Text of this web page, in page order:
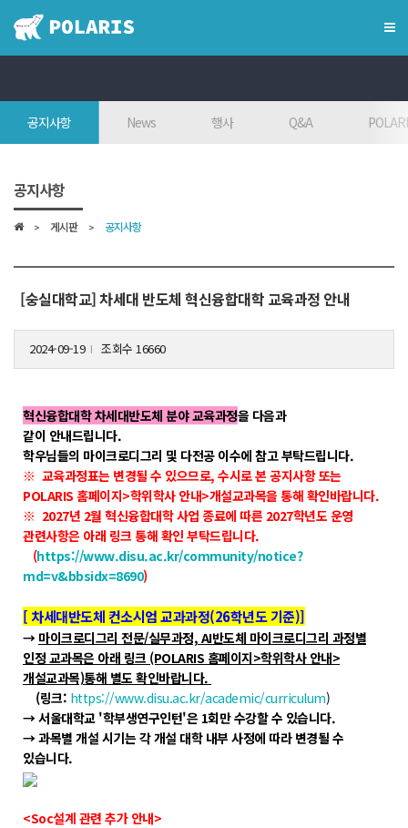
인재상
참여대학/조직도
학위학사 안내
학위제도
개설교과목
학사일정
성과확산센터
소개
POLAR expert
POLAR W-square
POLAR edu
경진대회
POLARIS LOS
공지사항 News 행사 Q&A
공지사항
게시판 공지사항
[숭실대학교] 차세대 반도체 혁신융합대학 교육과정 안내
2024-09-19 조회수 16660
혁신융합대학 차세대반도체 분야 교육과정을 다음과
같이 안내드립니다.
학우님들의 마이크로디그리 및 다전공 이수에 참고 부탁드립니다.
※ 교육과정표는 변경될 수 있으므로, 수시로 본 공지사항 또는
POLARIS 홈페이지>학위학사 안내>개설교과목을 통해 확인바랍니다.
※ 2027년 2월 혁신융합대학 사업 종료에 따른 2027학년도 운영
관련사항은 아래 링크 통해 확인 부탁드립니다.
(https://www.disu.ac.kr/community/notice?
md=v&bbsidx=8690)
[ 차세대반도체 컨소시엄 교과과정(26학년도 기준)]
→ 마이크로디그리 전문/실무과정, AI반도체 마이크로디그리 과정별
인정 교과목은 아래 링크 (POLARIS 홈페이지>학위학사 안내>
개설교과목)통해 별도 확인바랍니다.
(링크: https://www.disu.ac.kr/academic/curriculum)
→ 서울대학교 '학부생연구인턴'은 1회만 수강할 수 있습니다.
→ 과목별 개설 시기는 각 개설 대학 내부 사정에 따라 변경될 수
있습니다.
<Soc설계 관련 추가 안내>